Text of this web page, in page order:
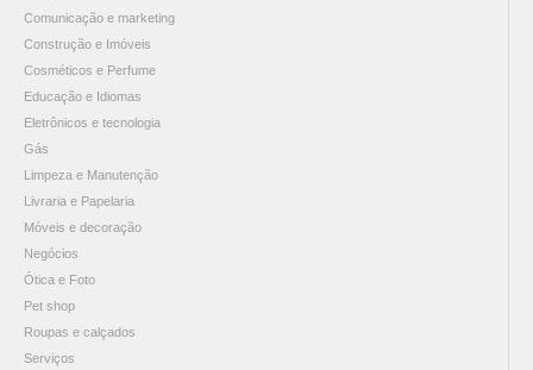
Comunicação e marketing
Construção e Imóveis
Cosméticos e Perfume
Educação e Idiomas
Eletrônicos e tecnologia
Gás
Limpeza e Manutenção
Livraria e Papelaria
Móveis e decoração
Negócios
Ótica e Foto
Pet shop
Roupas e calçados
Serviços